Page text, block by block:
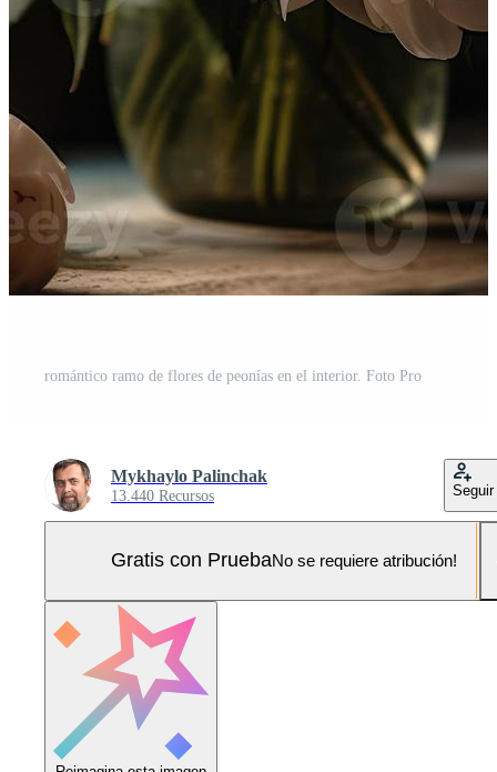
romántico ramo de flores de peonías en el interior. Foto Pro
Mykhaylo Palinchak
13.440 Recursos Seguir
Gratis con PruebaNo se requiere atribución!